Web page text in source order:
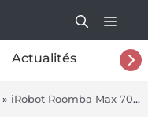
Actualités
» iRobot Roomba Max 705 Combo